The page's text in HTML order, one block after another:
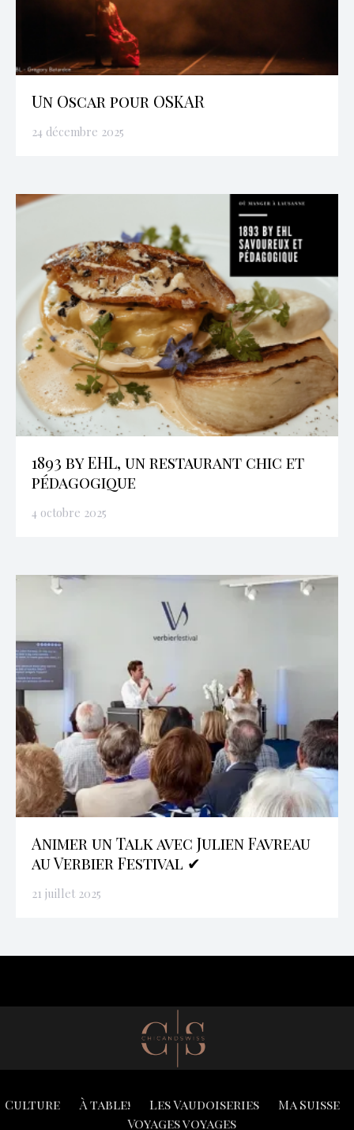
Un Oscar pour OSKAR
24 décembre 2025
1893 by EHL, un restaurant chic et
pédagogique
4 octobre 2025
Animer un Talk avec Julien Favreau
au Verbier Festival ✔
21 juillet 2025
Culture À table! Les Vaudoiseries
Ma Suisse
Voyages voyages